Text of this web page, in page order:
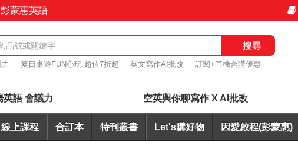
彭蒙惠英語
搜尋
夏日桌遊FUN心玩 超值7折起 英文寫作AI批改
訂閱+耳機合購優惠
英語 會議力 空英與你聊寫作 X AI批改
線上課程 合訂本 特刊叢書 Let's購好物 因愛啟程(彭蒙惠)